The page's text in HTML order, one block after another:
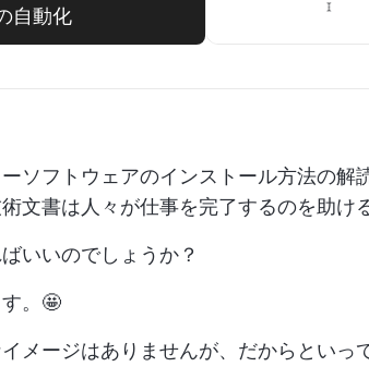
自動化
ソフトウェアのインストール方法の解
文書は人々が仕事を完了するのを助ける
いいのでしょうか？
。🤩
メージはありませんが、だからといっ